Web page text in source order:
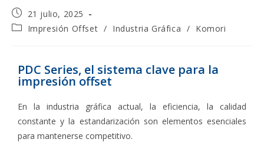
21 julio, 2025
Impresión Offset / Industria Gráfica / Komori
PDC Series, el sistema clave para la
impresión offset
En la industria gráfica actual, la eficiencia, la calidad
constante y la estandarización son elementos esenciales
para mantenerse competitivo.